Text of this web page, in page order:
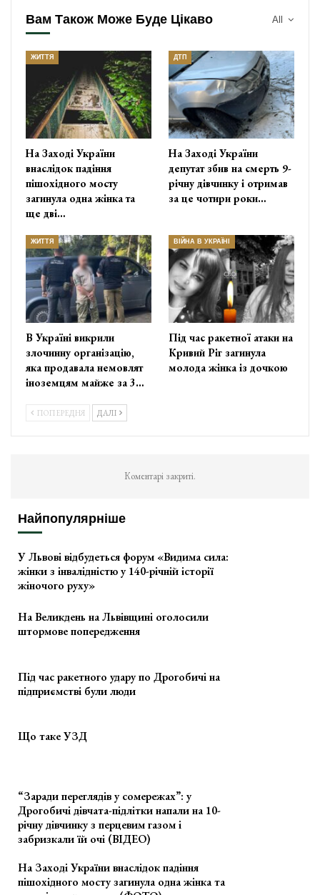
All
Вам Також Може Буде Цікаво
ЖИТТЯ
На Заході України
внаслідок падіння
пішохідного мосту
загинула одна жінка та
ще дві…
ДТП
На Заході України
депутат збив на смерть 9-
річну дівчинку і отримав
за це чотири роки…
ЖИТТЯ
В Україні викрили
злочинну організацію,
яка продавала немовлят
іноземцям майже за 3…
ВІЙНА В УКРАЇНІ
Під час ракетної атаки на
Кривий Ріг загинула
молода жінка із дочкою
ПОПЕРЕДНЯ ДАЛІ
Коментарі закриті.
Найпопулярніше
У Львові відбудеться форум «Видима сила:
жінки з інвалідністю у 140-річній історії
жіночого руху»
На Великдень на Львівщині оголосили
штормове попередження
Під час ракетного удару по Дрогобичі на
підприємстві були люди
Що таке УЗД
“Заради переглядів у сомережах”: у
Дрогобичі дівчата-підлітки напали на 10-
річну дівчинку з перцевим газом і
забризкали їй очі (ВІДЕО)
На Заході України внаслідок падіння
пішохідного мосту загинула одна жінка та